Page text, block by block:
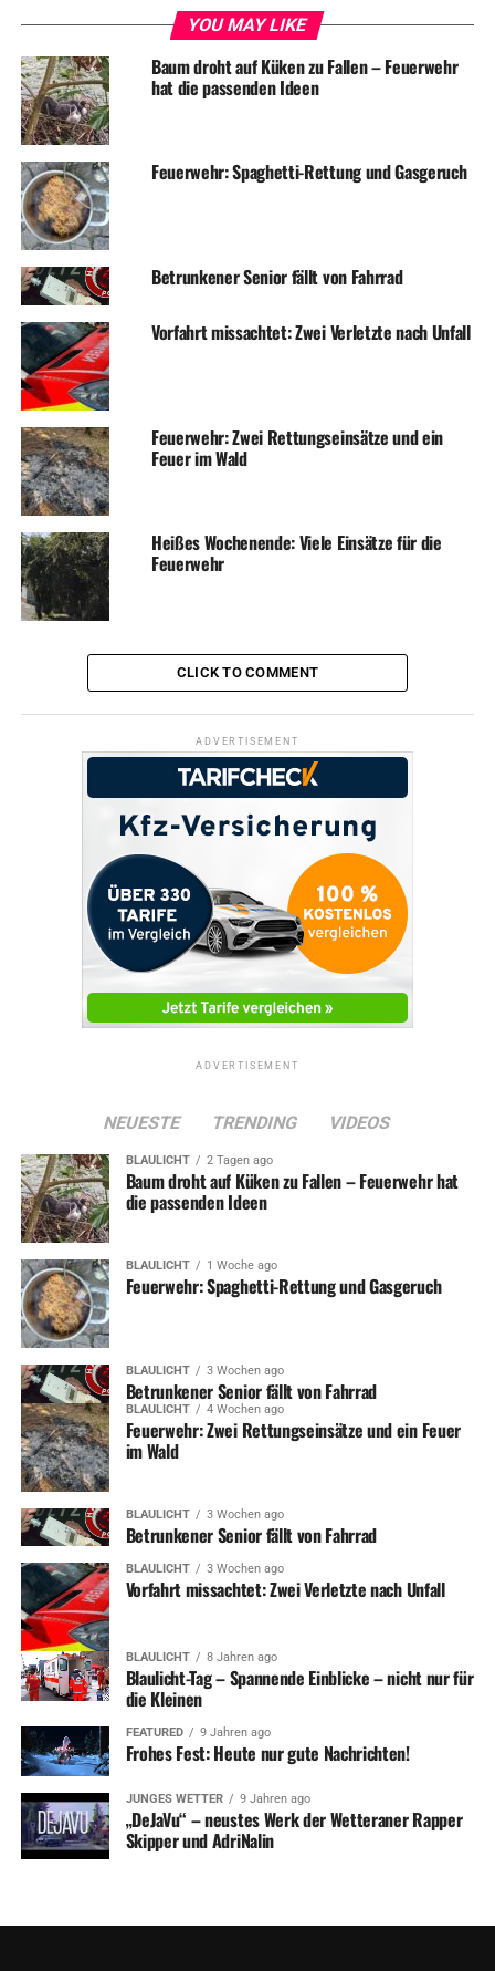
3. Oldtimertreffen im Juni wird eine Riesen-Party
Einbrecher hatten es auf Notebook abgesehen
YOU MAY LIKE
Baum droht auf Küken zu Fallen – Feuerwehr
hat die passenden Ideen
Feuerwehr: Spaghetti-Rettung und Gasgeruch
Betrunkener Senior fällt von Fahrrad
Vorfahrt missachtet: Zwei Verletzte nach Unfall
Feuerwehr: Zwei Rettungseinsätze und ein
Feuer im Wald
Heißes Wochenende: Viele Einsätze für die
Feuerwehr
CLICK TO COMMENT
ADVERTISEMENT
ADVERTISEMENT
NEUESTE TRENDING VIDEOS
BLAULICHT 2 Tagen ago
Baum droht auf Küken zu Fallen – Feuerwehr hat
die passenden Ideen
BLAULICHT 1 Woche ago
Feuerwehr: Spaghetti-Rettung und Gasgeruch
BLAULICHT 3 Wochen ago
Betrunkener Senior fällt von Fahrrad
BLAULICHT 4 Wochen ago
Feuerwehr: Zwei Rettungseinsätze und ein Feuer
im Wald
BLAULICHT 3 Wochen ago
Betrunkener Senior fällt von Fahrrad
BLAULICHT 3 Wochen ago
Vorfahrt missachtet: Zwei Verletzte nach Unfall
BLAULICHT 8 Jahren ago
Blaulicht-Tag – Spannende Einblicke – nicht nur für
die Kleinen
FEATURED 9 Jahren ago
Frohes Fest: Heute nur gute Nachrichten!
JUNGES WETTER 9 Jahren ago
„DeJaVu“ – neustes Werk der Wetteraner Rapper
Skipper und AdriNalin